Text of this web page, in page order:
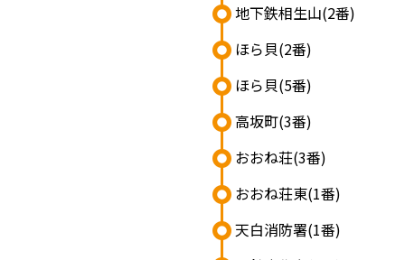
天白消防署(1番)
おおね荘東(1番)
おおね荘(3番)
高坂町(3番)
ほら貝(5番)
ほら貝(2番)
地下鉄相生山(2番)